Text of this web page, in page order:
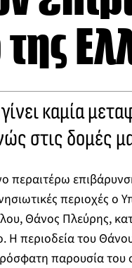
καμία
στις δομές
περαιτέρω
περιοχές ο
Θάνος Πλεύρης,
Η περιοδεία του
παρουσία